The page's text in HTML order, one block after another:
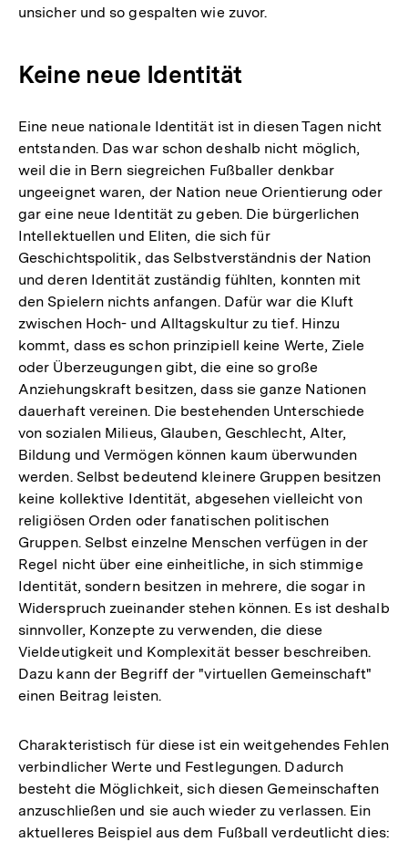
unsicher und so gespalten wie zuvor.
Keine neue Identität
Eine neue nationale Identität ist in diesen Tagen nicht
entstanden. Das war schon deshalb nicht möglich,
weil die in Bern siegreichen Fußballer denkbar
ungeeignet waren, der Nation neue Orientierung oder
gar eine neue Identität zu geben. Die bürgerlichen
Intellektuellen und Eliten, die sich für
Geschichtspolitik, das Selbstverständnis der Nation
und deren Identität zuständig fühlten, konnten mit
den Spielern nichts anfangen. Dafür war die Kluft
zwischen Hoch- und Alltagskultur zu tief. Hinzu
kommt, dass es schon prinzipiell keine Werte, Ziele
oder Überzeugungen gibt, die eine so große
Anziehungskraft besitzen, dass sie ganze Nationen
dauerhaft vereinen. Die bestehenden Unterschiede
von sozialen Milieus, Glauben, Geschlecht, Alter,
Bildung und Vermögen können kaum überwunden
werden. Selbst bedeutend kleinere Gruppen besitzen
keine kollektive Identität, abgesehen vielleicht von
religiösen Orden oder fanatischen politischen
Gruppen. Selbst einzelne Menschen verfügen in der
Regel nicht über eine einheitliche, in sich stimmige
Identität, sondern besitzen in mehrere, die sogar in
Widerspruch zueinander stehen können. Es ist deshalb
sinnvoller, Konzepte zu verwenden, die diese
Vieldeutigkeit und Komplexität besser beschreiben.
Dazu kann der Begriff der "virtuellen Gemeinschaft"
einen Beitrag leisten.
Charakteristisch für diese ist ein weitgehendes Fehlen
verbindlicher Werte und Festlegungen. Dadurch
besteht die Möglichkeit, sich diesen Gemeinschaften
anzuschließen und sie auch wieder zu verlassen. Ein
aktuelleres Beispiel aus dem Fußball verdeutlicht dies: